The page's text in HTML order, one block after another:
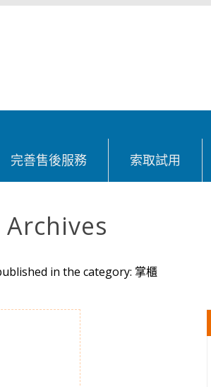
完善售後服務 索取試用
Archives
in the category: 掌櫃